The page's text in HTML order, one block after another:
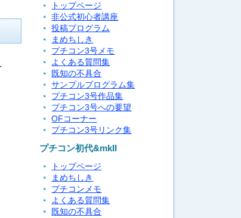
トップページ
非公式初心者講座
投稿プログラム
まめちしき
プチコン3号メモ
よくある質問集
既知の不具合
サンプルプログラム集
プチコン3号作品集
プチコン3号への要望
OFコーナー
プチコン3号リンク集
プチコン初代&mkII
トップページ
まめちしき
プチコンメモ
よくある質問集
既知の不具合